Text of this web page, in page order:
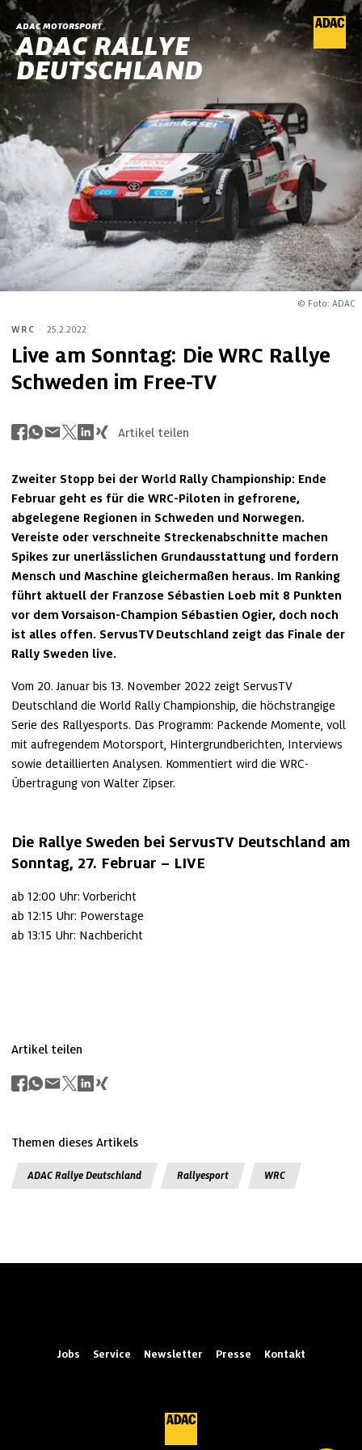
ADAC MOTORSPORT
ADAC RALLYE
DEUTSCHLAND
© Foto: ADAC
WRC · 25.2.2022
Live am Sonntag: Die WRC Rallye
Schweden im Free-TV
Artikel teilen
Zweiter Stopp bei der World Rally Championship: Ende
Februar geht es für die WRC-Piloten in gefrorene,
abgelegene Regionen in Schweden und Norwegen.
Vereiste oder verschneite Streckenabschnitte machen
Spikes zur unerlässlichen Grundausstattung und fordern
Mensch und Maschine gleichermaßen heraus. Im Ranking
führt aktuell der Franzose Sébastien Loeb mit 8 Punkten
vor dem Vorsaison-Champion Sébastien Ogier, doch noch
ist alles offen. ServusTV Deutschland zeigt das Finale der
Rally Sweden live.
Vom 20. Januar bis 13. November 2022 zeigt ServusTV
Deutschland die World Rally Championship, die höchstrangige
Serie des Rallyesports. Das Programm: Packende Momente, voll
mit aufregendem Motorsport, Hintergrundberichten, Interviews
sowie detaillierten Analysen. Kommentiert wird die WRC-
Übertragung von Walter Zipser.
Die Rallye Sweden bei ServusTV Deutschland am
Sonntag, 27. Februar – LIVE
ab 12:00 Uhr: Vorbericht
ab 12:15 Uhr: Powerstage
ab 13:15 Uhr: Nachbericht
Artikel teilen
Themen dieses Artikels
ADAC Rallye Deutschland Rallyesport WRC
Jobs Service Newsletter Presse Kontakt